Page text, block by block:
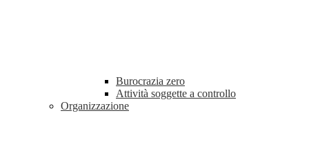
Burocrazia zero
Attività soggette a controllo
Organizzazione